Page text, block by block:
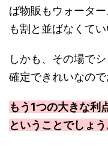
ば物販もウォータ
も割と並ばなくてい
しかも、その場で
確定できれいなので
もう1つの大きな利
ということでしょう